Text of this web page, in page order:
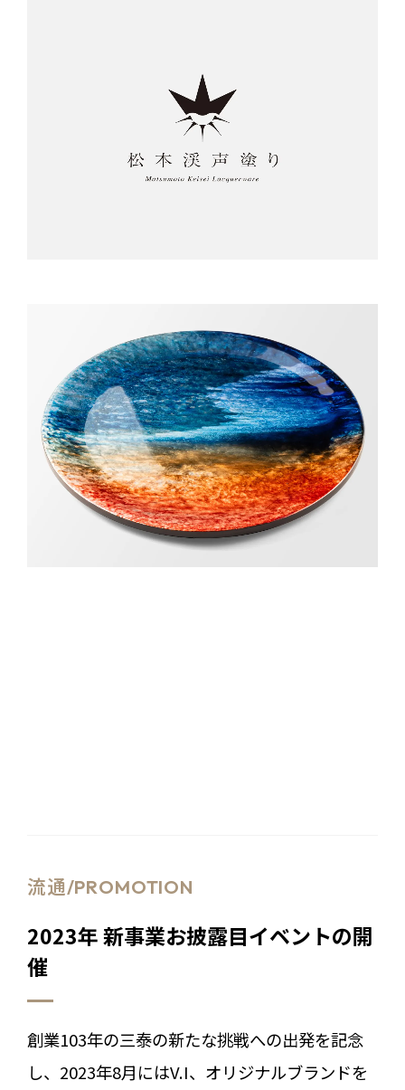
流通/PROMOTION
2023年 新事業お披露目イベントの開
催
創業103年の三泰の新たな挑戦への出発を記念
し、2023年8月にはV.I、オリジナルブランドを